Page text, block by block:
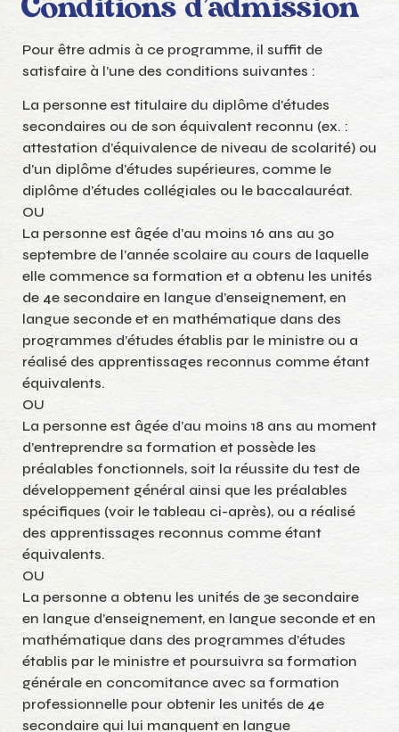
Conditions d’admission
Pour être admis à ce programme, il suffit de
satisfaire à l’une des conditions suivantes :
La personne est titulaire du diplôme d’études
secondaires ou de son équivalent reconnu (ex. :
attestation d’équivalence de niveau de scolarité) ou
d’un diplôme d’études supérieures, comme le
diplôme d’études collégiales ou le baccalauréat.
OU
La personne est âgée d’au moins 16 ans au 30
septembre de l’année scolaire au cours de laquelle
elle commence sa formation et a obtenu les unités
de 4e secondaire en langue d’enseignement, en
langue seconde et en mathématique dans des
programmes d’études établis par le ministre ou a
réalisé des apprentissages reconnus comme étant
équivalents.
OU
La personne est âgée d’au moins 18 ans au moment
d’entreprendre sa formation et possède les
préalables fonctionnels, soit la réussite du test de
développement général ainsi que les préalables
spécifiques (voir le tableau ci-après), ou a réalisé
des apprentissages reconnus comme étant
équivalents.
OU
La personne a obtenu les unités de 3e secondaire
en langue d’enseignement, en langue seconde et en
mathématique dans des programmes d’études
établis par le ministre et poursuivra sa formation
générale en concomitance avec sa formation
professionnelle pour obtenir les unités de 4e
secondaire qui lui manquent en langue